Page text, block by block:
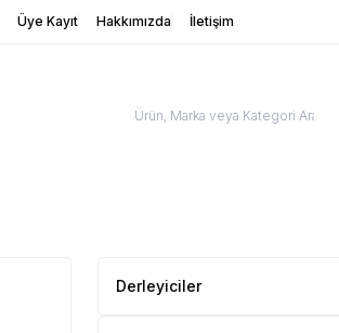
Üye Kayıt Hakkımızda İletişim
Derleyiciler